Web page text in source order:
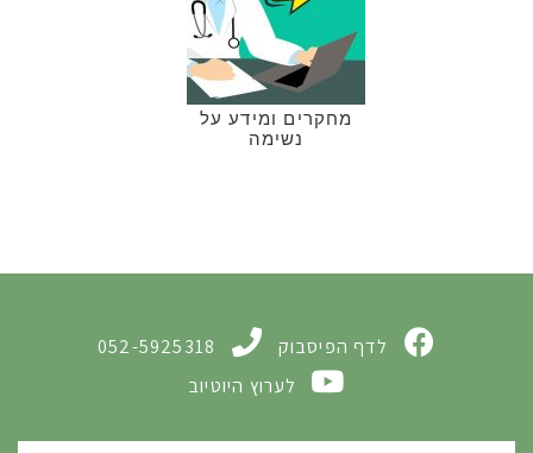
מחקרים ומידע על
נשימה
לדף הפיסבוק
052-5925318
לערוץ היוטיוב